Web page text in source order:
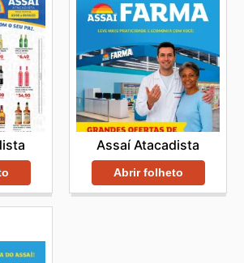
Assaí Atacadista
Abrir folheto